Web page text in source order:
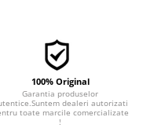
100% Original
Garantia produselor
dealeri autorizati
toate marcile comercializate
!